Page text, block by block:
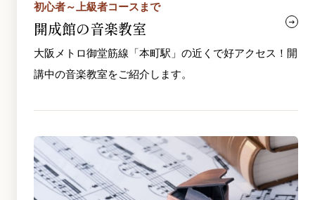
初心者～上級者コースまで
開成館の音楽教室
大阪メトロ御堂筋線「本町駅」の近くで好アクセス！開
講中の音楽教室をご紹介します。